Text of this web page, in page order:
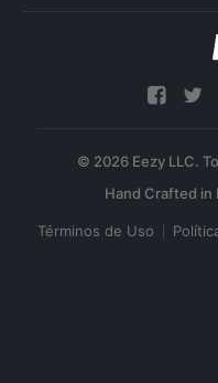
© 2026 Eezy LLC.
Términos de Uso